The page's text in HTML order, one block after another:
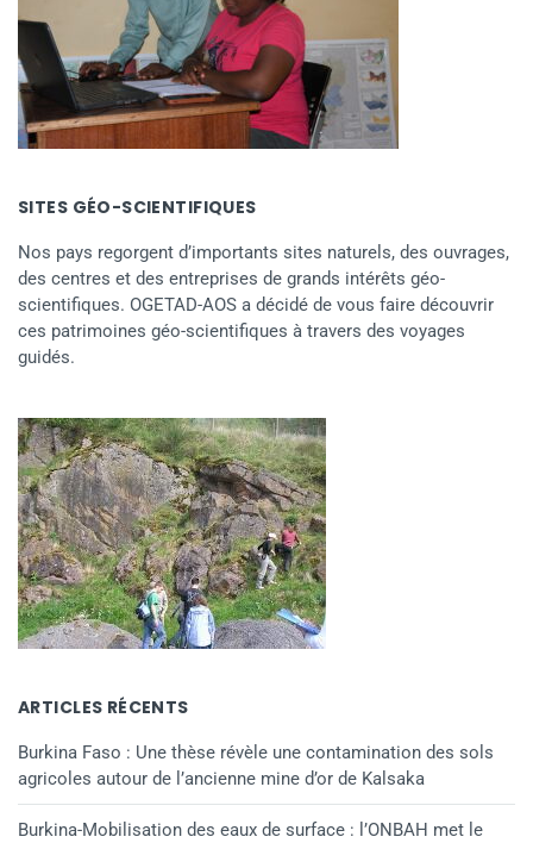
SITES GÉO-SCIENTIFIQUES
Nos pays regorgent d’importants sites naturels, des ouvrages,
des centres et des entreprises de grands intérêts géo-
scientifiques. OGETAD-AOS a décidé de vous faire découvrir
ces patrimoines géo-scientifiques à travers des voyages
guidés.
ARTICLES RÉCENTS
Burkina Faso : Une thèse révèle une contamination des sols
agricoles autour de l’ancienne mine d’or de Kalsaka
Burkina-Mobilisation des eaux de surface : l’ONBAH met le